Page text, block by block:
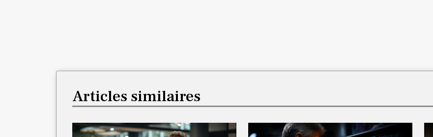
Articles similaires